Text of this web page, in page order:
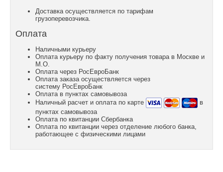
Доставка осуществляется по тарифам
грузоперевозчика.
Оплата
Наличными курьеру
Оплата курьеру по факту получения товара в Москве и
М.О.
Оплата через РосЕвроБанк
Оплата заказа осуществляется через
систему РосЕвроБанк
Оплата в пунктах самовывоза
Наличный расчет и оплата по карте
в
пунктах самовывоза
Оплата по квитанции Сбербанка
Оплата по квитанции через отделение любого банка,
работающее с физическими лицами